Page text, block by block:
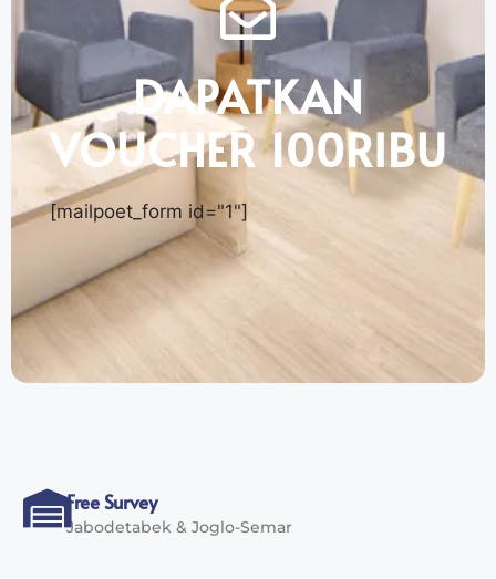
DAPATKAN
VOUCHER 100RIBU
[mailpoet_form id="1"]
Free Survey
Jabodetabek & Joglo-Semar